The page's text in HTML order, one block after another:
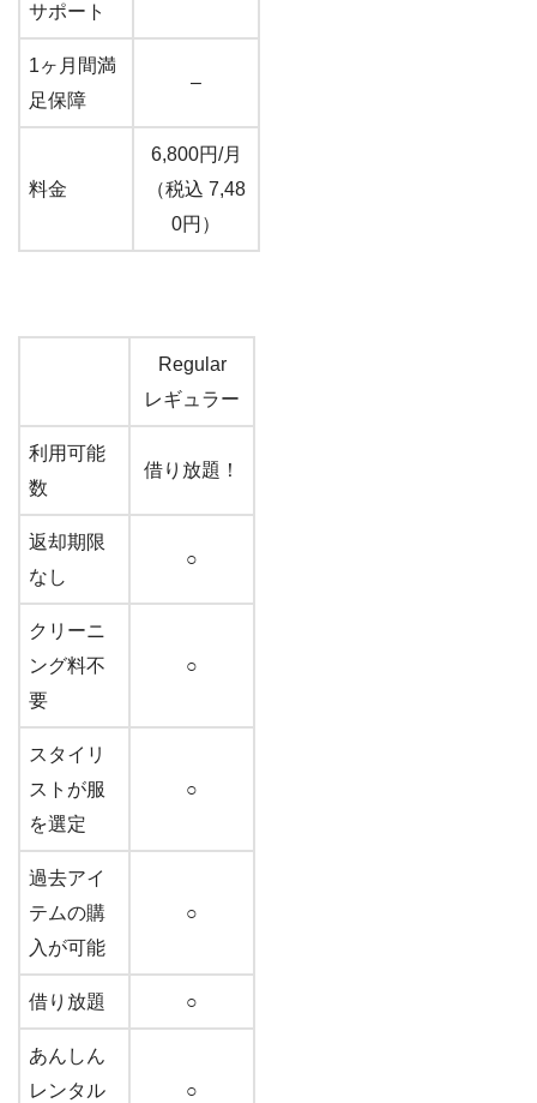
サポート
1ヶ月間満
足保障
–
料金
6,800円/月
（税込 7,48
0円）
Regular
レギュラー
利用可能
数
借り放題！
返却期限
なし
○
クリーニ
ング料不
要
○
スタイリ
ストが服
を選定
○
過去アイ
テムの購
入が可能
○
借り放題 ○
あんしん
レンタル
○